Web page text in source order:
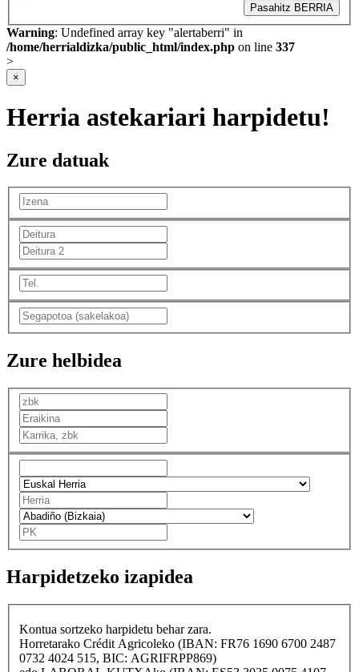
Pasahitz BERRIA
Warning: Undefined array key "alertaberri" in
/home/herrialdizka/public_html/index.php on line 337
>
×
Herria astekariari harpidetu!
Zure datuak
Zure helbidea
Harpidetzeko izapidea
Kontua sortzeko harpidetu behar zara.
Horretarako Crédit Agricoleko (IBAN: FR76 1690 6700 2487
0732 4024 515, BIC: AGRIFRPP869)